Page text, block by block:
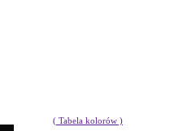
( Tabela kolorów )